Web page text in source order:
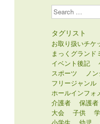
Search
タグリスト
お取り扱いチケ
まっくグランド
イベント後記
スポーツ
ノ
フリージャンル
ホールインフォ
介護者
保護者
大会
子供